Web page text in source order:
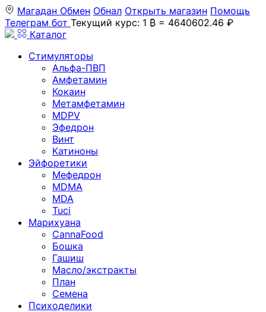
Магадан Обмен Обнал Открыть магазин Помощь
Телеграм бот Текущий курс: 1 ₿ = 4640602.46 ₽
Каталог
Стимуляторы
Альфа-ПВП
Амфетамин
Кокаин
Метамфетамин
MDPV
Эфедрон
Винт
Катиноны
Эйфоретики
Мефедрон
MDMA
MDA
Tuci
Марихуана
CannaFood
Бошка
Гашиш
Масло/экстракты
План
Семена
Психоделики